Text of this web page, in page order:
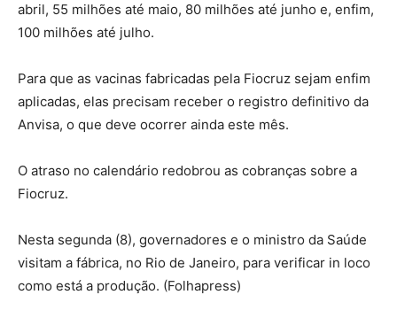
abril, 55 milhões até maio, 80 milhões até junho e, enfim,
100 milhões até julho.
Para que as vacinas fabricadas pela Fiocruz sejam enfim
aplicadas, elas precisam receber o registro definitivo da
Anvisa, o que deve ocorrer ainda este mês.
O atraso no calendário redobrou as cobranças sobre a
Fiocruz.
Nesta segunda (8), governadores e o ministro da Saúde
visitam a fábrica, no Rio de Janeiro, para verificar in loco
como está a produção. (Folhapress)